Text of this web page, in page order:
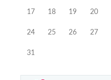
17 18 19 20
24 25 26 27
31